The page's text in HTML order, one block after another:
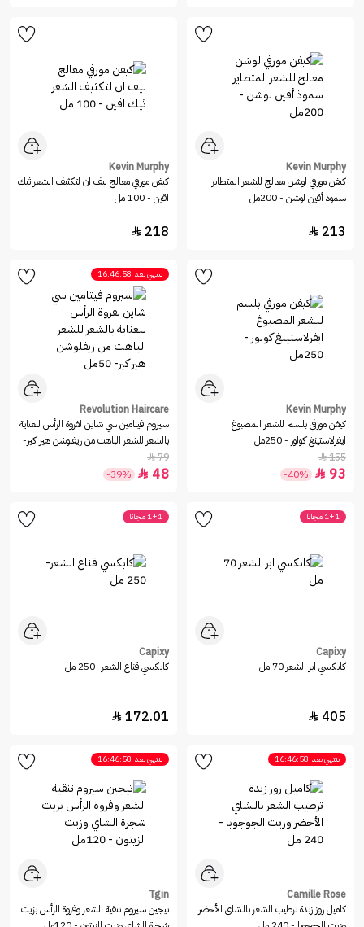
Kevin Murphy
كيفن مورفي لوشن معالج للشعر المتطاير
سموذ أقين لوشن - 200مل
213

Kevin Murphy
كيفن مورفي معالج ليف ان لتكثيف الشعر ثيك
اقين - 100 مل
218

Kevin Murphy
كيفن مورفي بلسم للشعر المصبوغ
ايفرلاستينغ كولور - 250مل
155

93

-40%
ينتهي بعد 16:46:58
Revolution Haircare
سيروم فيتامين سي شاين لفروة الرأس للعناية
بالشعر للشعر الباهت من ريفلوشن هير كير-
50مل
79

48

-39%
1+1 مجانا
Capixy
كابكسي ابر الشعر 70 مل
405

1+1 مجانا
Capixy
كابكسي قناع الشعر- 250 مل
172.01

ينتهي بعد 16:46:58
Camille Rose
كاميل روز زبدة ترطيب الشعر بالـشاي الأخضر
ينتهي بعد 16:46:58
Tgin
تيجين سيروم تنقية الشعر وفروة الرأس بزيت